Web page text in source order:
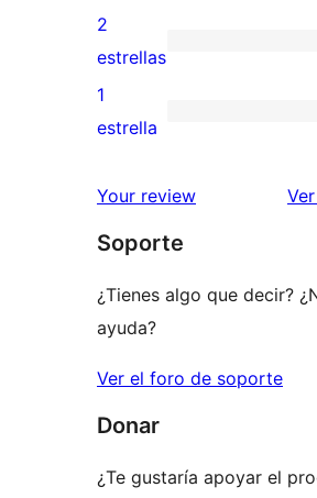
4
estrellas
valoraciones
de
3
estrellas
0
valoraciones
de
estrellas
2
estrellas
0
de
estrellas
1
estrella
Your review
Soporte
¿Tienes algo que decir?
ayuda?
Ver el foro de soporte
Donar
¿Te gustaría apoyar el